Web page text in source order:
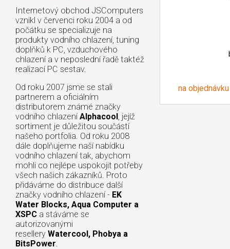
Internetový obchod JSComputers
vznikl v červenci roku 2004 a od
počátku se specializuje na
produkty vodního chlazení, tuning
doplňků k PC, vzduchového
chlazení a v neposlední řadě taktéž
realizací PC sestav.
Od roku 2007 jsme se stali
partnerem a oficiálním
distributorem známé značky
vodního chlazení Alphacool, jejíž
sortiment je důležitou součástí
našeho portfolia. Od roku 2008
dále doplňujeme naší nabídku
vodního chlazení tak, abychom
mohli co nejlépe uspokojit potřeby
všech našich zákazníků. Proto
přidáváme do distribuce další
značky vodního chlazení - EK
Water Blocks, Aqua Computer a
XSPC a stáváme se
autorizovanými
resellery Watercool, Phobya a
BitsPower.
na objednávku